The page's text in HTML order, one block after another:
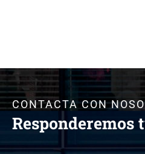
CONTACTA CON
Responderemos